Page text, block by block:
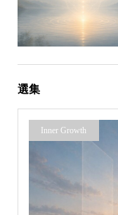
選集
Inner Growth